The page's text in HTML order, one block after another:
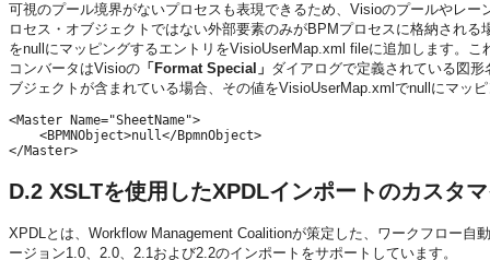
可視のプール境界がないプロセスも表現できるため、Visioのプールやレ
ロセス・オブジェクトではない外部要素のみがBPMプロセスに格納され
をnullにマッピングするエントリをVisioUserMap.xml fileに追加します。
コンバータはVisioの 「Format Special」 ダイアログで定義されている図
ブジェクトが含まれている場合、その値をVisioUserMap.xmlでnullにマッ
<Master Name="SheetName">
    <BPMNObject>null</BpmnObject>
D.2 XSLTを使用したXPDLインポートのカスタ
XPDLとは、Workflow Management Coalitionが策定した、ワークフロー
ージョン1.0、2.0、2.1および2.2のインポートをサポートしています。